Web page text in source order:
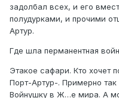
задолбал всех, и его
полудурками, и прочими
Артур.
Где шла перманентная
Этакое сафари. Кто хочет
Порт-Артур-. Примерно
Войнушку в Ж…е мира. А